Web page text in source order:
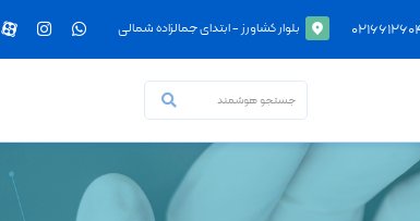
بلوار کشاورز - ابتدای جمالزاده شمالی